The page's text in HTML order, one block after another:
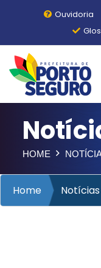
Ouvidoria
HOME
Home Notícias